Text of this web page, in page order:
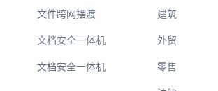
文件跨网摆渡
文档安全一体机
文档安全一体机
建筑
外贸
零售